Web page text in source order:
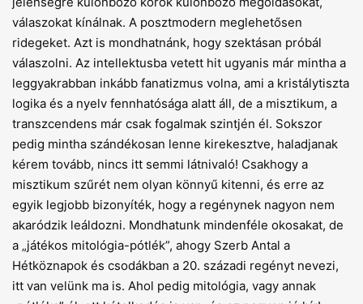
válaszokat kínálnak. A posztmodern meglehetősen
ridegeket. Azt is mondhatnánk, hogy szektásan próbál
válaszolni. Az intellektusba vetett hit ugyanis már mintha a
leggyakrabban inkább fanatizmus volna, ami a kristálytiszta
logika és a nyelv fennhatósága alatt áll, de a misztikum, a
transzcendens már csak fogalmak szintjén él. Sokszor
pedig mintha szándékosan lenne kirekesztve, haladjanak
kérem tovább, nincs itt semmi látnivaló! Csakhogy a
misztikum szűrét nem olyan könnyű kitenni, és erre az
egyik legjobb bizonyíték, hogy a regénynek nagyon nem
akaródzik leáldozni. Mondhatunk mindenféle okosakat, de
a „játékos mitológia-pótlék”, ahogy Szerb Antal a
Hétköznapok és csodákban a 20. századi regényt nevezi,
itt van velünk ma is. Ahol pedig mitológia, vagy annak